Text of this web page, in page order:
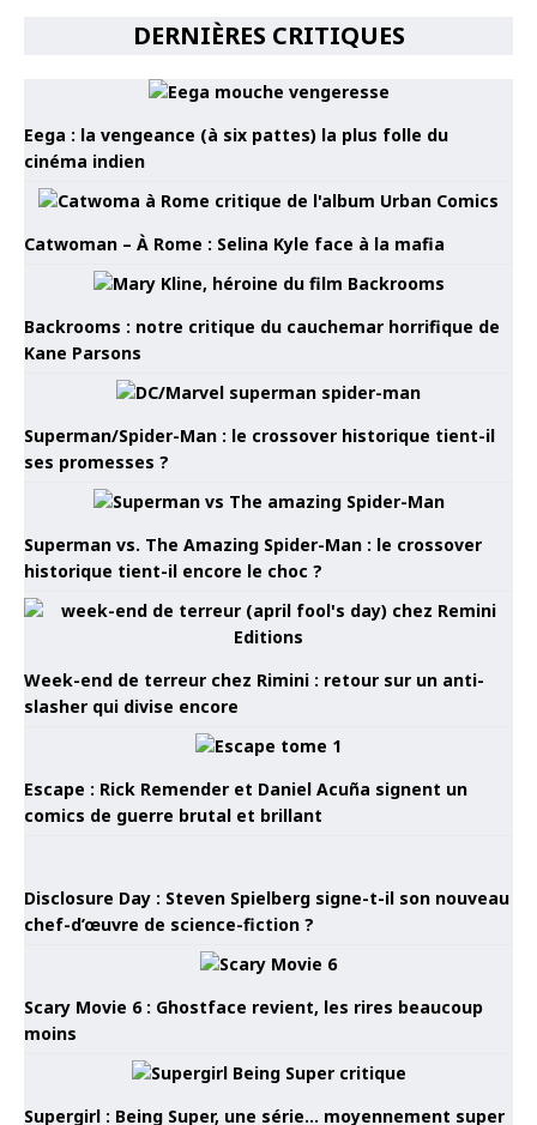
DERNIÈRES CRITIQUES
Eega : la vengeance (à six pattes) la plus folle du
cinéma indien
Catwoman – À Rome : Selina Kyle face à la mafia
Backrooms : notre critique du cauchemar horrifique de
Kane Parsons
Superman/Spider-Man : le crossover historique tient-il
ses promesses ?
Superman vs. The Amazing Spider-Man : le crossover
historique tient-il encore le choc ?
Week-end de terreur chez Rimini : retour sur un anti-
slasher qui divise encore
Escape : Rick Remender et Daniel Acuña signent un
comics de guerre brutal et brillant
Disclosure Day : Steven Spielberg signe-t-il son nouveau
chef-d’œuvre de science-fiction ?
Scary Movie 6 : Ghostface revient, les rires beaucoup
moins
Supergirl : Being Super, une série… moyennement super